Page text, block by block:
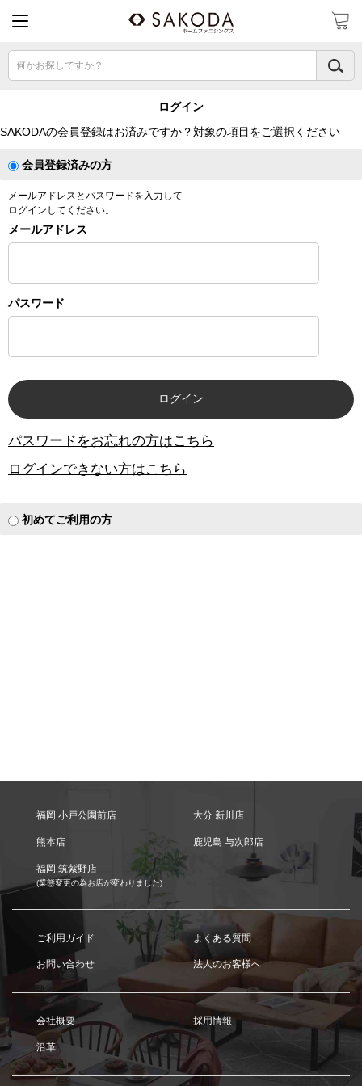
何かお探しですか？
ログイン
SAKODAの会員登録はお済みですか？対象の項目をご選択ください
会員登録済みの方
メールアドレスとパスワードを入力して
ログインしてください。
メールアドレス
パスワード
パスワードをお忘れの方はこちら
ログインできない方はこちら
初めてご利用の方
福岡 小戸公園前店 大分 新川店
熊本店 鹿児島 与次郎店
福岡 筑紫野店
(業態変更の為お店が変わりました)
ご利用ガイド よくある質問
お問い合わせ 法人のお客様へ
会社概要 採用情報
沿革